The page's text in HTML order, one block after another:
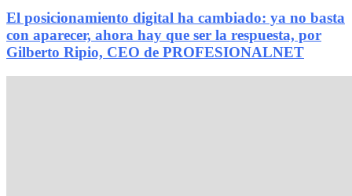
El posicionamiento digital ha cambiado: ya no basta
con aparecer, ahora hay que ser la respuesta, por
Gilberto Ripio, CEO de PROFESIONALNET